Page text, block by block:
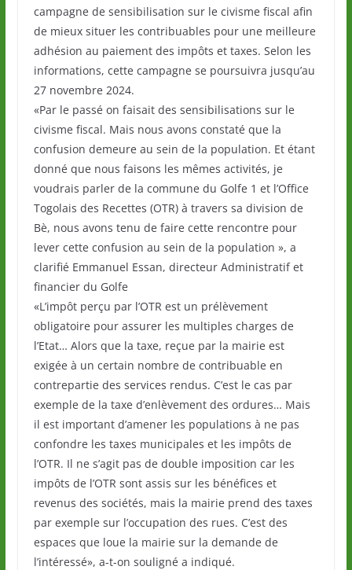
campagne de sensibilisation sur le civisme fiscal afin
de mieux situer les contribuables pour une meilleure
adhésion au paiement des impôts et taxes. Selon les
informations, cette campagne se poursuivra jusqu’au
27 novembre 2024.
«Par le passé on faisait des sensibilisations sur le
civisme fiscal. Mais nous avons constaté que la
confusion demeure au sein de la population. Et étant
donné que nous faisons les mêmes activités, je
voudrais parler de la commune du Golfe 1 et l’Office
Togolais des Recettes (OTR) à travers sa division de
Bè, nous avons tenu de faire cette rencontre pour
lever cette confusion au sein de la population », a
clarifié Emmanuel Essan, directeur Administratif et
financier du Golfe
«L’impôt perçu par l’OTR est un prélèvement
obligatoire pour assurer les multiples charges de
l’Etat… Alors que la taxe, reçue par la mairie est
exigée à un certain nombre de contribuable en
contrepartie des services rendus. C’est le cas par
exemple de la taxe d’enlèvement des ordures… Mais
il est important d’amener les populations à ne pas
confondre les taxes municipales et les impôts de
l’OTR. Il ne s’agit pas de double imposition car les
impôts de l’OTR sont assis sur les bénéfices et
revenus des sociétés, mais la mairie prend des taxes
par exemple sur l’occupation des rues. C’est des
espaces que loue la mairie sur la demande de
l’intéressé», a-t-on souligné a indiqué.